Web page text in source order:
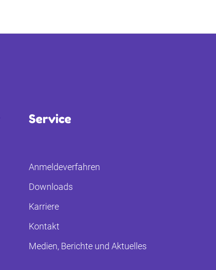
Service
Anmeldeverfahren
Downloads
Karriere
Kontakt
Medien, Berichte und Aktuelles